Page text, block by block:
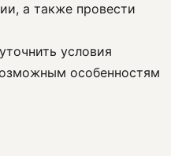
а также провести
условия
особенностям